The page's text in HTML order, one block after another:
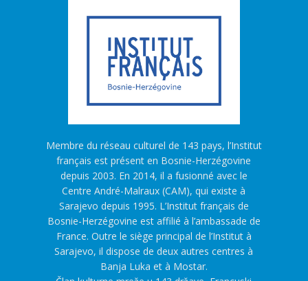
Membre du réseau culturel de 143 pays, l’Institut
français est présent en Bosnie-Herzégovine
depuis 2003. En 2014, il a fusionné avec le
Centre André-Malraux (CAM), qui existe à
Sarajevo depuis 1995. L’Institut français de
Bosnie-Herzégovine est affilié à l’ambassade de
France. Outre le siège principal de l’Institut à
Sarajevo, il dispose de deux autres centres à
Banja Luka et à Mostar.